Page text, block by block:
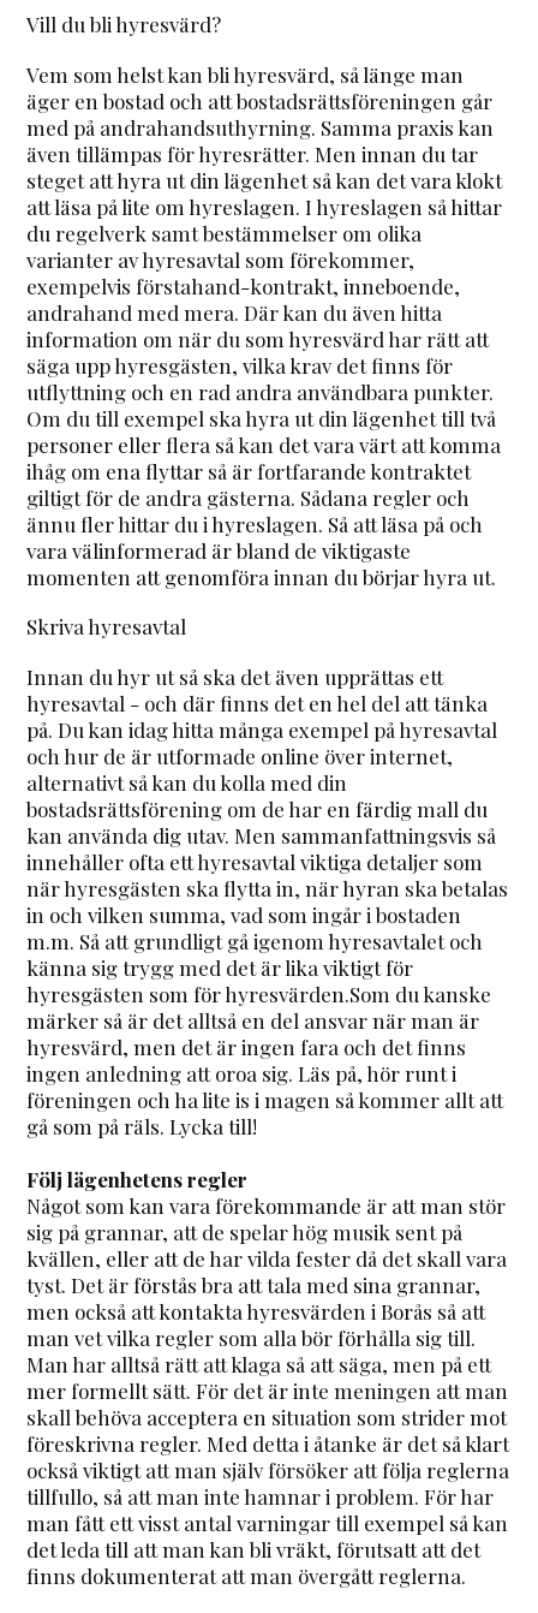
Vill du bli hyresvärd?
Vem som helst kan bli hyresvärd, så länge man
äger en bostad och att bostadsrättsföreningen går
med på andrahandsuthyrning. Samma praxis kan
även tillämpas för hyresrätter. Men innan du tar
steget att hyra ut din lägenhet så kan det vara klokt
att läsa på lite om hyreslagen. I hyreslagen så hittar
du regelverk samt bestämmelser om olika
varianter av hyresavtal som förekommer,
exempelvis förstahand-kontrakt, inneboende,
andrahand med mera. Där kan du även hitta
information om när du som hyresvärd har rätt att
säga upp hyresgästen, vilka krav det finns för
utflyttning och en rad andra användbara punkter.
Om du till exempel ska hyra ut din lägenhet till två
personer eller flera så kan det vara värt att komma
ihåg om ena flyttar så är fortfarande kontraktet
giltigt för de andra gästerna. Sådana regler och
ännu fler hittar du i hyreslagen. Så att läsa på och
vara välinformerad är bland de viktigaste
momenten att genomföra innan du börjar hyra ut.
Skriva hyresavtal
Innan du hyr ut så ska det även upprättas ett
hyresavtal - och där finns det en hel del att tänka
på. Du kan idag hitta många exempel på hyresavtal
och hur de är utformade online över internet,
alternativt så kan du kolla med din
bostadsrättsförening om de har en färdig mall du
kan använda dig utav. Men sammanfattningsvis så
innehåller ofta ett hyresavtal viktiga detaljer som
när hyresgästen ska flytta in, när hyran ska betalas
in och vilken summa, vad som ingår i bostaden
m.m. Så att grundligt gå igenom hyresavtalet och
känna sig trygg med det är lika viktigt för
hyresgästen som för hyresvärden.Som du kanske
märker så är det alltså en del ansvar när man är
hyresvärd, men det är ingen fara och det finns
ingen anledning att oroa sig. Läs på, hör runt i
föreningen och ha lite is i magen så kommer allt att
gå som på räls. Lycka till!
Följ lägenhetens regler
Något som kan vara förekommande är att man stör
sig på grannar, att de spelar hög musik sent på
kvällen, eller att de har vilda fester då det skall vara
tyst. Det är förstås bra att tala med sina grannar,
men också att kontakta hyresvärden i Borås så att
man vet vilka regler som alla bör förhålla sig till.
Man har alltså rätt att klaga så att säga, men på ett
mer formellt sätt. För det är inte meningen att man
skall behöva acceptera en situation som strider mot
föreskrivna regler. Med detta i åtanke är det så klart
också viktigt att man själv försöker att följa reglerna
tillfullo, så att man inte hamnar i problem. För har
man fått ett visst antal varningar till exempel så kan
det leda till att man kan bli vräkt, förutsatt att det
finns dokumenterat att man övergått reglerna.